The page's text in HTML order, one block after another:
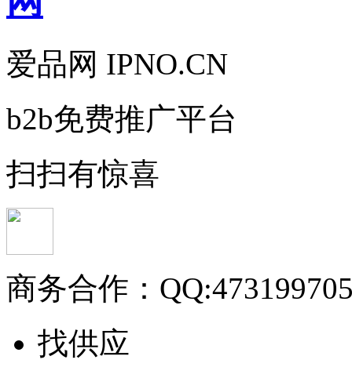
爱品网 IPNO.CN
b2b免费推广平台
扫扫有惊喜
商务合作：
找供应